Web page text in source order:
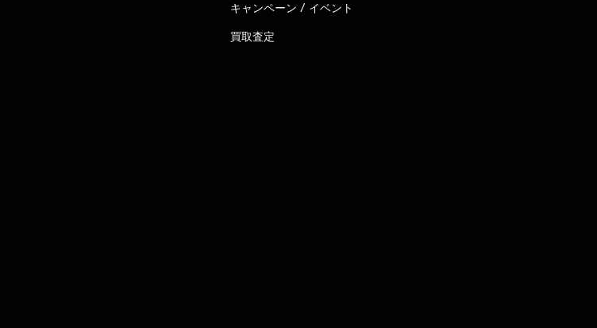
キャンペーン / イベント
買取査定